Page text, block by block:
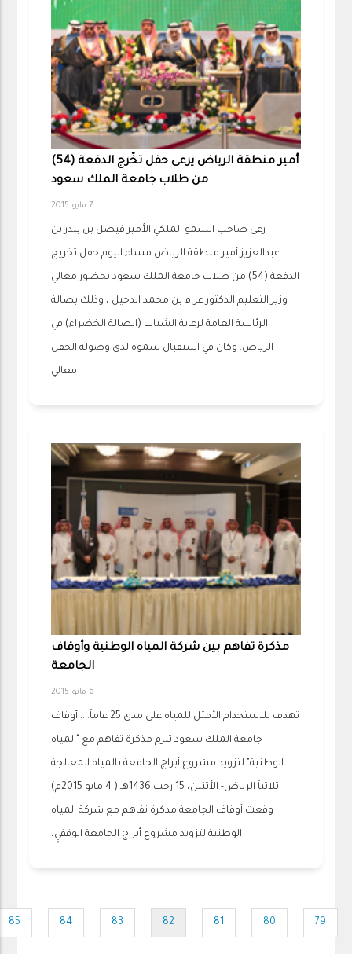
أمير منطقة الرياض يرعى حفل تخّرج الدفعة (54)
من طلاب جامعة الملك سعود
7 مايو 2015
رعى صاحب السمو الملكي الأمير فيصل بن بندر بن
عبدالعزيز أمير منطقة الرياض مساء اليوم حفل تخريج
الدفعة (54) من طلاب جامعة الملك سعود بحضور معالي
وزير التعليم الدكتور عزام بن محمد الدخيل ، وذلك بصالة
الرئاسة العامة لرعاية الشباب (الصالة الخضراء) في
الرياض. وكان في استقبال سموه لدى وصوله الحفل
معالي
مذكرة تفاهم بين شركة المياه الوطنية وأوقاف
الجامعة
6 مايو 2015
تهدف للاستخدام الأمثل للمياه على مدى 25 عاماً.... أوقاف
جامعة الملك سعود تبرم مذكرة تفاهم مع "المياه
الوطنية" لتزويد مشروع أبراج الجامعة بالمياه المعالجة
ثلاثياً الرياض- الأثنين، 15 رجب 1436هـ ( 4 مايو 2015م)
وقعت أوقاف الجامعة مذكرة تفاهم مع شركة المياه
الوطنية لتزويد مشروع أبراج الجامعة الوقفيٍ،
Pagination
Page
79
Page
80
Page
81
Current
82
Page
83
Page
84
85